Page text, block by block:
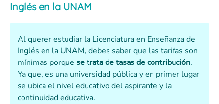
Inglés en la UNAM
Al querer estudiar la Licenciatura en Enseñanza de
Inglés en la UNAM, debes saber que las tarifas son
mínimas porque se trata de tasas de contribución.
Ya que, es una universidad pública y en primer lugar
se ubica el nivel educativo del aspirante y la
continuidad educativa.